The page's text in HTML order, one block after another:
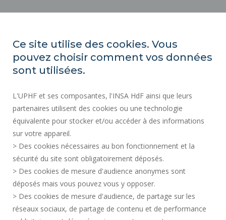
ACTES RÉGLEMENTAIRES
MARCHÉS PUBLICS
MENTIONS LÉGALES
ESPACE PRESSE
RECRUTEMENTS
PLAN DU SITE
DONNÉES PERSONNELLES
ACCESSIBILITÉ
Ce site utilise des cookies. Vous
pouvez choisir comment vos données
sont utilisées.
L'UPHF et ses composantes, l'INSA HdF ainsi que leurs
partenaires utilisent des cookies ou une technologie
équivalente pour stocker et/ou accéder à des informations
sur votre appareil.
> Des cookies nécessaires au bon fonctionnement et la
sécurité du site sont obligatoirement déposés.
> Des cookies de mesure d'audience anonymes sont
déposés mais vous pouvez vous y opposer.
> Des cookies de mesure d'audience, de partage sur les
réseaux sociaux, de partage de contenu et de performance